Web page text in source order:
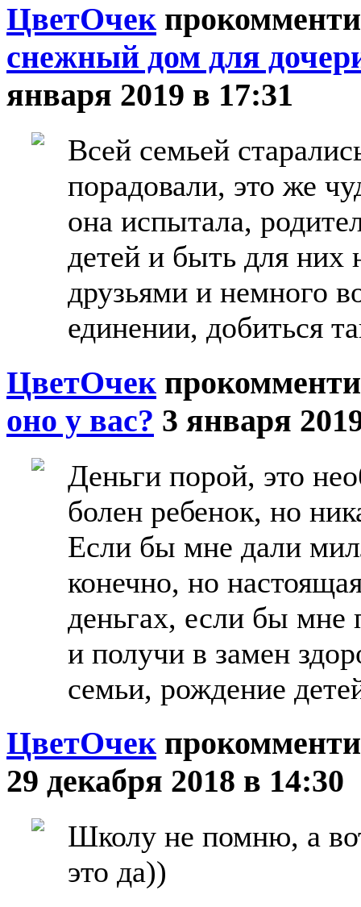
ЦветOчек
снежный дом для
января 2019 в 17:31
Всей семьей
порадовали, это же
она испытала,
детей и быть для них
друзьями и немного
единении, добиться
ЦветOчек
оно у вас? 3 января
Деньги порой, это
болен ребенок, но
Если бы мне дали
конечно, но
деньгах, если бы
и получи в замен
семьи, рождение
ЦветOчек
29 декабря 2018 в 14:30
Школу не помню, а
это да))